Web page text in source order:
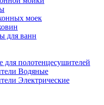
моек
для ванн
полотенцесушителей
Водяные
Электрические